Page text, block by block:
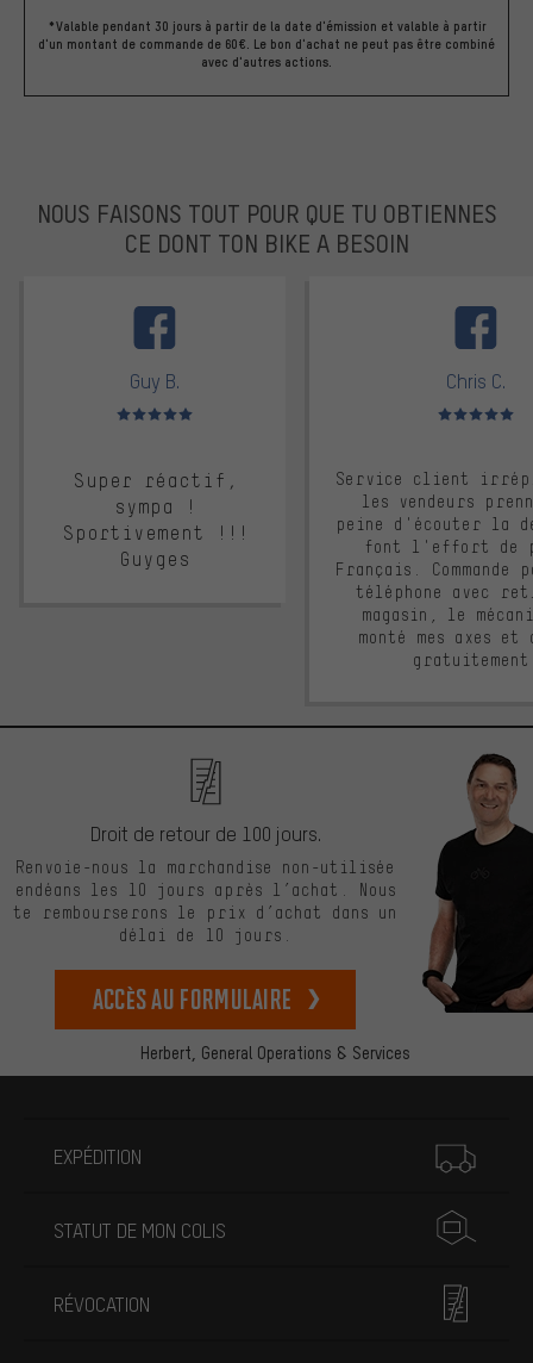
*Valable pendant 30 jours à partir de la date d'émission et valable à partir
d'un montant de commande de 60€. Le bon d'achat ne peut pas être combiné
avec d'autres actions.
NOUS FAISONS TOUT POUR QUE TU OBTIENNES
CE DONT TON BIKE A BESOIN
Guy B.
Note moyenne : 5 sur 5
Super réactif,
sympa !
Sportivement !!!
Guyges
Chris C.
Note moyenne :
Service client
les vendeurs
peine d'écouter la
font l'effort de
Français. Commande
téléphone avec
magasin, le
monté mes axes et
Herbert, General Operations & Services
Droit de retour de 100 jours.
Renvoie-nous la marchandise non-utilisée
endéans les 10 jours après l’achat. Nous
te rembourserons le prix d’achat dans un
délai de 10 jours.
Accès au formulaire
EXPÉDITION
STATUT DE MON COLIS
RÉVOCATION